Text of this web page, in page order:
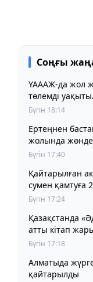
Соңғы
ҮАААЖ-да жол
төлемді
құны бұрынғы
Бүгін 18:14
Ертеңнен
жолында
Бүгін 17:40
Қайтарылған
сумен қамтуға
Бүгін 17:24
Қазақстанда
атты кітап
Бүгін 17:18
Алматыда жүрген
қайтарылды